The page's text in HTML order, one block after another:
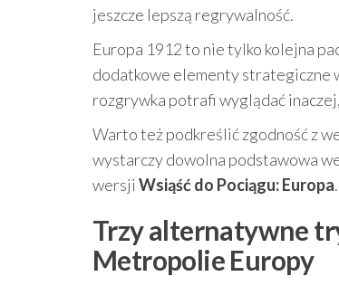
jeszcze lepszą regrywalność.
Europa 1912 to nie tylko kolejna
dodatkowe elementy strategiczne
rozgrywka potrafi wyglądać
Warto też podkreślić zgodność z
wystarczy dowolna podstawowa
wersji Wsiąść do Pociągu: Europa.
Trzy alternatywne
Metropolie Europy